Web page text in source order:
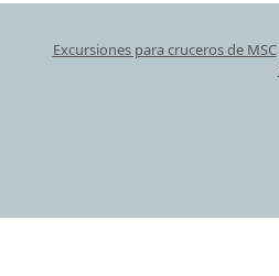
Excursiones para cruceros de MSC